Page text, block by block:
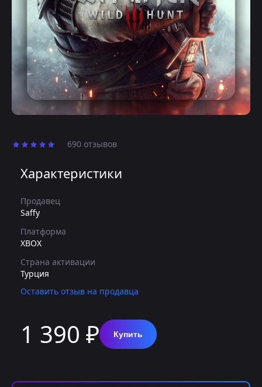
690 отзывов
Характеристики
Продавец
Saffy
Платформа
XBOX
Страна активации
Турция
Оставить отзыв на продавца
1 390 ₽ Купить